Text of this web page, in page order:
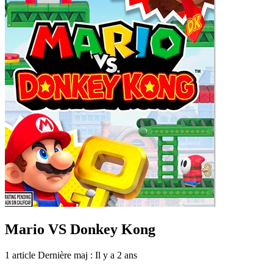
Mario VS Donkey Kong
1 article Dernière maj : Il y a 2 ans